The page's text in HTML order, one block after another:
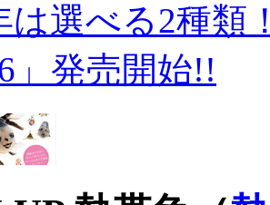
は選べる2種類
」発売開始!!